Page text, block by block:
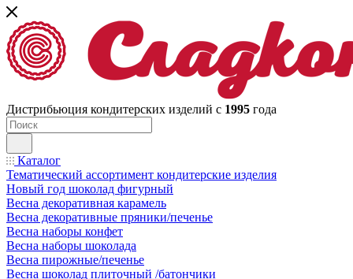
Дистрибьюция кондитерских изделий с 1995 года
Каталог
Тематический ассортимент кондитерские изделия
Новый год шоколад фигурный
Весна декоративная карамель
Весна декоративные пряники/печенье
Весна наборы конфет
Весна наборы шоколада
Весна пирожные/печенье
Весна шоколад плиточный /батончики